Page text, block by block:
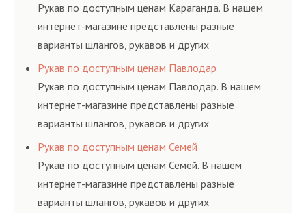
ГОСТам, техническим условиям и нормативам.
Рукав по доступным ценам Караганда. В нашем
интернет-магазине представлены разные
варианты шлангов, рукавов и других
резинотехнических изделий, соответствующих
ГОСТам, техническим условиям и нормативам.
Рукав по доступным ценам Павлодар
Рукав по доступным ценам Павлодар. В нашем
интернет-магазине представлены разные
варианты шлангов, рукавов и других
резинотехнических изделий, соответствующих
ГОСТам, техническим условиям и нормативам.
Рукав по доступным ценам Семей
Рукав по доступным ценам Семей. В нашем
интернет-магазине представлены разные
варианты шлангов, рукавов и других